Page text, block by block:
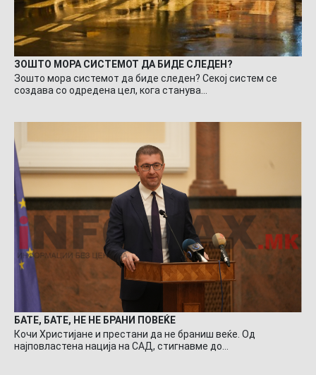
ЗОШТО МОРА СИСТЕМОТ ДА БИДЕ СЛЕДЕН?
Зошто мора системот да биде следен? Секој систем се
создава со одредена цел, кога станува…
БАТЕ, БАТЕ, НЕ НЕ БРАНИ ПОВЕЌЕ
Кочи Христијане и престани да не браниш веќе. Од
најповластена нација на САД, стигнавме до…